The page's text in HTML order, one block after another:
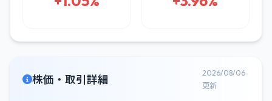
株価・取引詳細
2026/08/06
更新